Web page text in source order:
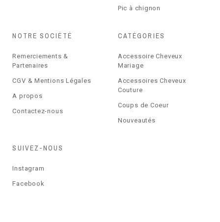
Pic à chignon
NOTRE SOCIÉTÉ
Remerciements &
Partenaires
CGV & Mentions Légales
A propos
Contactez-nous
CATÉGORIES
Accessoire Cheveux
Mariage
Accessoires Cheveux
Couture
Coups de Coeur
Nouveautés
SUIVEZ-NOUS
Instagram
Facebook